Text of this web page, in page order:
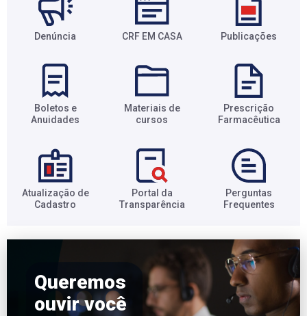
Denúncia CRF EM CASA Publicações
Boletos e
Anuidades​
Materiais de
cursos​
Prescrição
Farmacêutica​
Atualização de
Cadastro​
Portal da
Transparência​
Perguntas
Frequentes​
Queremos
ouvir você